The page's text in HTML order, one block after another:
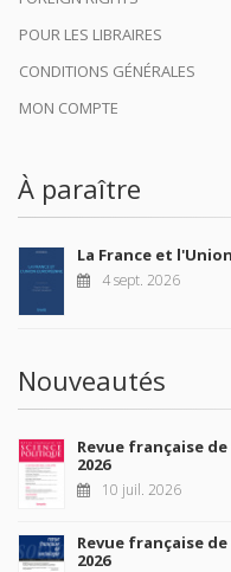
POUR LES LIBRAIRES
CONDITIONS GÉNÉRALES
MON COMPTE
À paraître
La France et
4 sept. 2026
Nouveautés
Revue française
2026
10 juil. 2026
Revue française
2026